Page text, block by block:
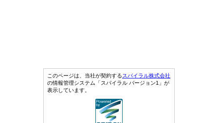
このページは、当社が契約するスパイラル株式会社
の情報管理システム「スパイラル バージョン1」が
表示しています。